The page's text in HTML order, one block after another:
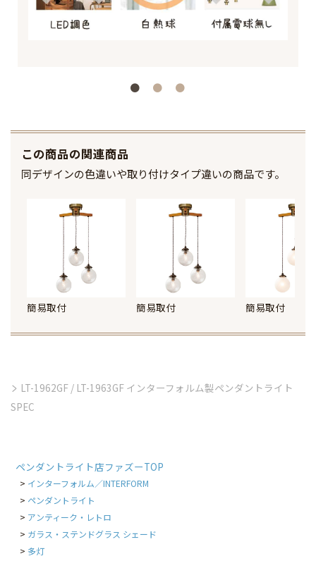
この商品の関連商品
同デザインの色違いや取り付けタイプ違いの商品です。
簡易取付 簡易取付 簡易取付
LT-1962GF / LT-1963GF インターフォルム製ペンダントライト
SPEC
ペンダントライト店ファズーTOP
インターフォルム／INTERFORM
ペンダントライト
アンティーク・レトロ
ガラス・ステンドグラス シェード
多灯